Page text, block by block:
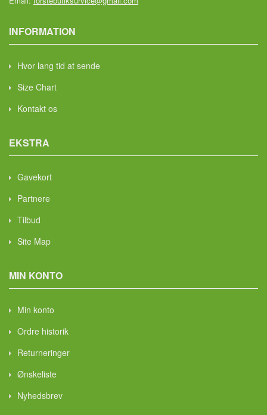
INFORMATION
Hvor lang tid at sende
Size Chart
Kontakt os
EKSTRA
Gavekort
Partnere
Tilbud
Site Map
MIN KONTO
Min konto
Ordre historik
Returneringer
Ønskeliste
Nyhedsbrev